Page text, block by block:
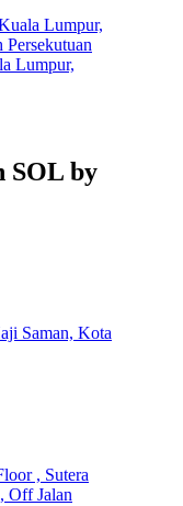
Lumpur,
Lumpur,
SOL by
Saman, Kota
, Sutera
Off Jalan